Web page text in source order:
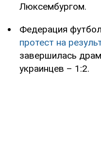
Люксембургом.
Федерация
протест на
завершилась
украинцев – 1:2.